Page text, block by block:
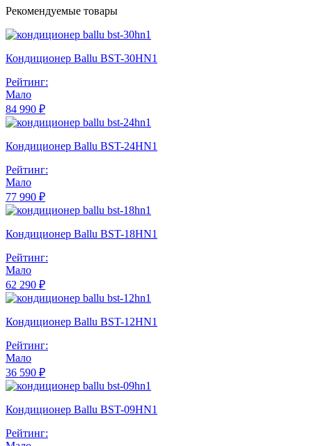
Рекомендуемые товары
Кондиционер Ballu BST-30HN1
Рейтинг:
Мало
84 990 ₽
Кондиционер Ballu BST-24HN1
Рейтинг:
Мало
77 990 ₽
Кондиционер Ballu BST-18HN1
Рейтинг:
Мало
62 290 ₽
Кондиционер Ballu BST-12HN1
Рейтинг:
Мало
36 590 ₽
Кондиционер Ballu BST-09HN1
Рейтинг: